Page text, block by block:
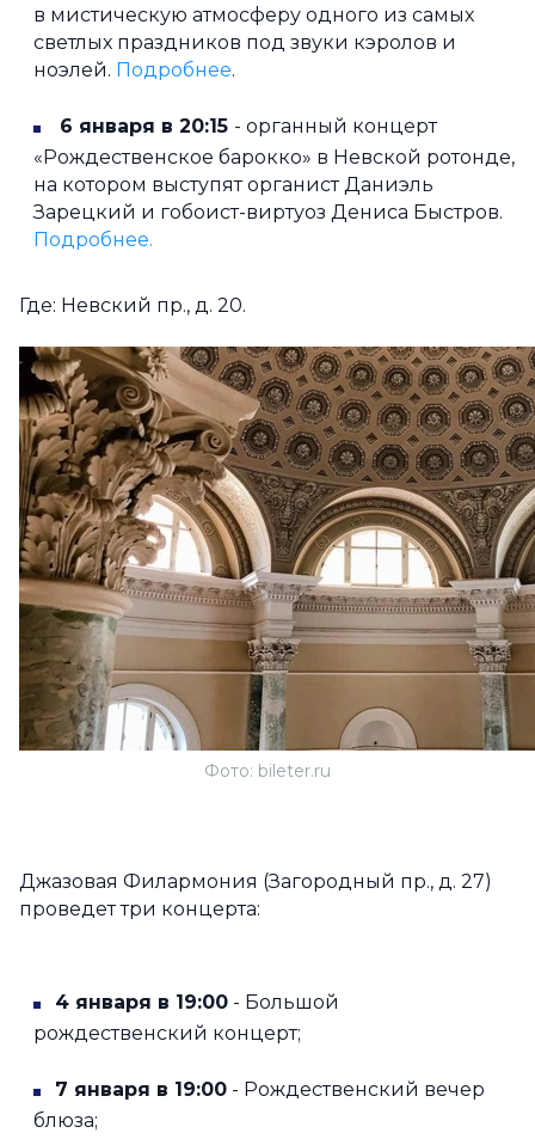
в мистическую атмосферу одного из самых
светлых праздников под звуки кэролов и
ноэлей. Подробнее.
6 января в 20:15 - органный концерт
«Рождественское барокко» в Невской ротонде,
на котором выступят органист Даниэль
Зарецкий и гобоист-виртуоз Дениса Быстров.
Подробнее.
Где: Невский пр., д. 20.
Фото: bileter.ru
Джазовая Филармония (Загородный пр., д. 27)
проведет три концерта:
4 января в 19:00 - Большой
рождественский концерт;
7 января в 19:00 - Рождественский вечер
блюза;